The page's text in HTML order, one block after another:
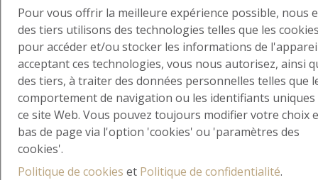
Pour vous offrir la meilleure expérience possible, nous
des tiers utilisons des technologies telles que les
pour accéder et/ou stocker les informations de
acceptant ces technologies, vous nous autorisez, ainsi
des tiers, à traiter des données personnelles telles que
comportement de navigation ou les identifiants
ce site Web. Vous pouvez toujours modifier votre choix
bas de page via l'option 'cookies' ou 'paramètres des
cookies'.
Politique de cookies et Politique de confidentialité.
Vente d'une maison à Tubize
8-7-2026
Nous ne pouvions pas rêver d’une
meilleure expérience ! La maison a
été vendue en moins de deux
semaines, et à un prix encore
supérieur à nos attentes. Dès le
premier contact, Taylor s’est montré
extrêmement réactif, professionnel